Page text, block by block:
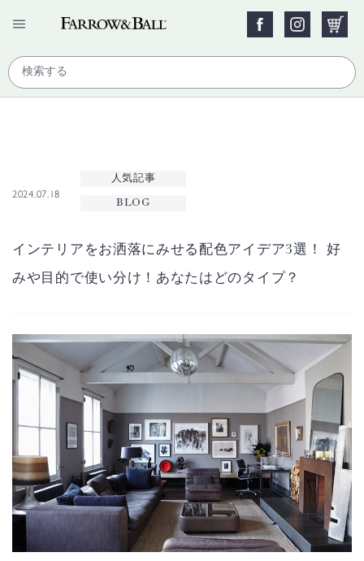
2024.07.18
人気記事
BLOG
インテリアをお洒落にみせる配色アイデア3選！ 好
みや目的で使い分け！あなたはどのタイプ？